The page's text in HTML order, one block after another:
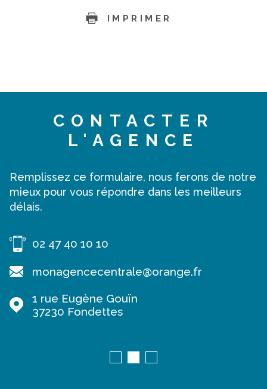
IMPRIMER
CONTACTER
L'AGENCE
Remplissez ce formulaire, nous ferons de notre
mieux pour vous répondre dans les meilleurs
délais.
02 47 40 10 10
monagencecentrale@orange.fr
1 rue Eugène Gouïn
37230
Fondettes